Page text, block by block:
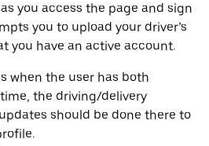
you access the page and sign
you to upload your driver’s
you have an active account.
when the user has both
the driving/delivery
should be done there to